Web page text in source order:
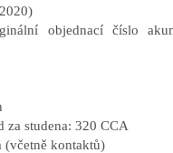
objednací číslo
za studena: 320 CCA
(včetně kontaktů)